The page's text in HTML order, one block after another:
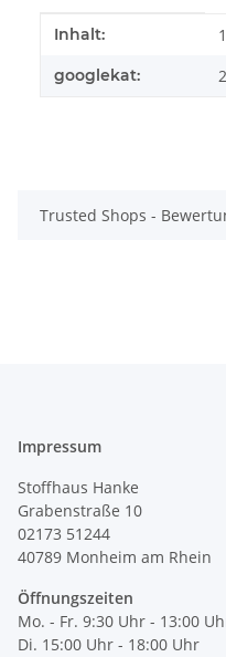
Produkteigenschaft
Wert
Inhalt:
googlekat:
Trusted Shops -
Impressum
Stoffhaus Hanke
Grabenstraße 10
02173 51244
40789 Monheim am Rhein
Öffnungszeiten
Mo. - Fr. 9:30 Uhr - 13:00
Di. 15:00 Uhr - 18:00 Uhr